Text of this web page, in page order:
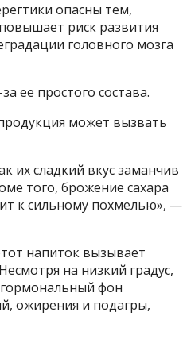
опасны тем,
риск развития
головного мозга
ее простого состава.
может вызвать
их сладкий вкус заманчив
того, брожение сахара
к сильному похмелью», —
напиток вызывает
на низкий градус,
фон
ожирения и подагры,